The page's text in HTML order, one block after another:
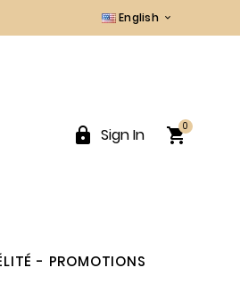
English 
 Sign In 
0
- PROMOTIONS